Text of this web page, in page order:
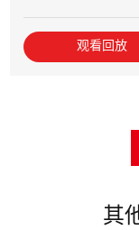
观看回放
其